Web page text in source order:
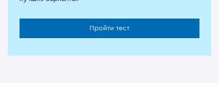
Пройти тест